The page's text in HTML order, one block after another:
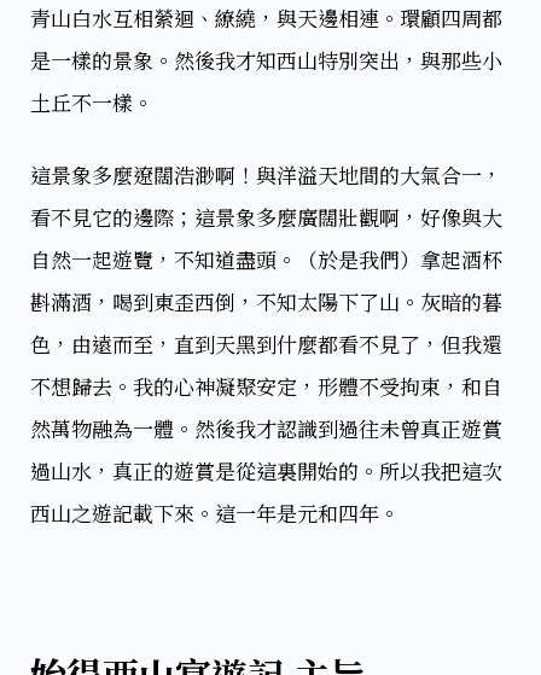
青山白水互相縈迴、繚繞，與天邊相連。環顧四周都
是一樣的景象。然後我才知西山特別突出，與那些小
土丘不一樣。
這景象多麼遼闊浩渺啊！與洋溢天地間的大氣合一，
看不見它的邊際；這景象多麼廣闊壯觀啊，好像與大
自然一起遊覽，不知道盡頭。（於是我們）拿起酒杯
斟滿酒，喝到東歪西倒，不知太陽下了山。灰暗的暮
色，由遠而至，直到天黑到什麼都看不見了，但我還
不想歸去。我的心神凝聚安定，形體不受拘束，和自
然萬物融為一體。然後我才認識到過往未曾真正遊賞
過山水，真正的遊賞是從這裏開始的。所以我把這次
西山之遊記載下來。這一年是元和四年。